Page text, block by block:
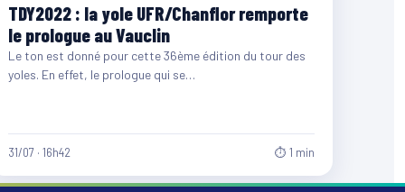
TDY2022 : la yole UFR/Chanflor remporte
le prologue au Vauclin
Le ton est donné pour cette 36ème édition du tour des
yoles. En effet, le prologue qui se…
31/07 · 16h42 ⏱ 1 min